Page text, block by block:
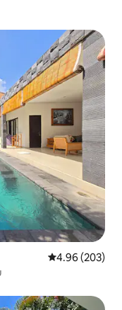
औसत रेटिंग 5 में से
4.96 (203)